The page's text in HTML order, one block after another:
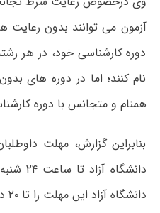
آزمون می توانند بدون
دوره کارشناسی خود، در هر
نام کنند؛ اما در دوره های
همنام و متجانس با دوره
بنابراین گزارش، مهلت
دانشگاه آزاد این مهلت را تا ۲۰ دی ماه تمدید کرد.